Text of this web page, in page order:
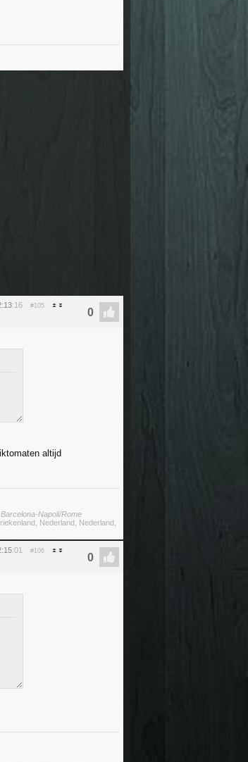
:16 #105
altijd
Napoli/Rome
Nederland, Nederland,
:01 #106